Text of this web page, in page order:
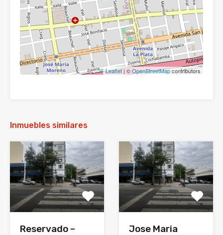
Leaflet| ©OpenStreetMapcontributors
Inmuebles similares
Reservado –
Jose Maria